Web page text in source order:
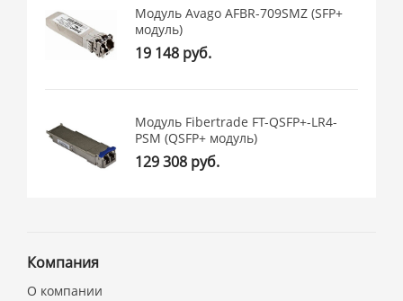
Модуль Avago AFBR-709SMZ (SFP+
модуль)
19 148 руб.
Модуль Fibertrade FT-QSFP+-LR4-
PSM (QSFP+ модуль)
129 308 руб.
Компания
О компании